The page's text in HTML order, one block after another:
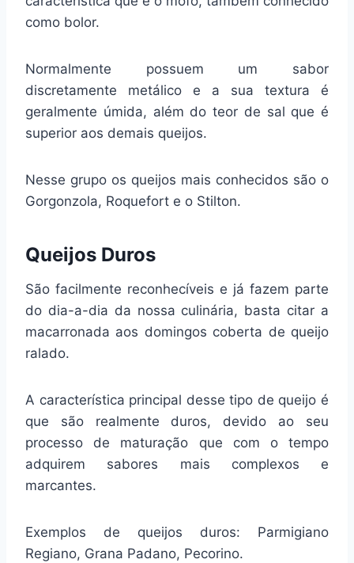
como bolor.
Normalmente possuem um sabor
discretamente metálico e a sua textura é
geralmente úmida, além do teor de sal que é
superior aos demais queijos.
Nesse grupo os queijos mais conhecidos são o
Gorgonzola, Roquefort e o Stilton.
Queijos Duros
São facilmente reconhecíveis e já fazem parte
do dia-a-dia da nossa culinária, basta citar a
macarronada aos domingos coberta de queijo
ralado.
A característica principal desse tipo de queijo é
que são realmente duros, devido ao seu
processo de maturação que com o tempo
adquirem sabores mais complexos e
marcantes.
Exemplos de queijos duros: Parmigiano
Regiano, Grana Padano, Pecorino.